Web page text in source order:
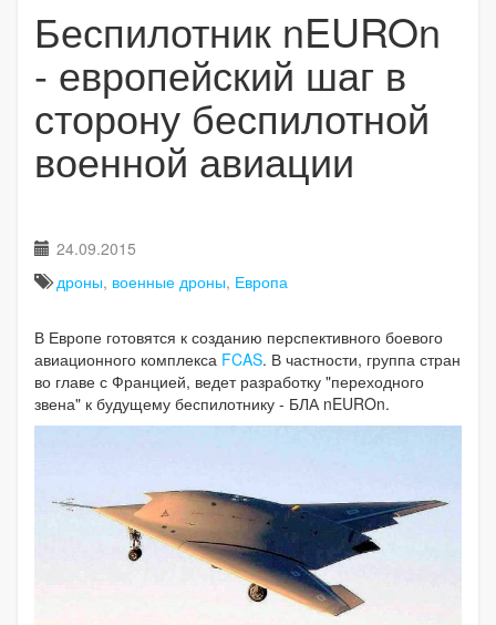
Беспилотник nEUROn
- европейский шаг в
сторону беспилотной
военной авиации
24.09.2015
дроны, военные дроны, Европа
В Европе готовятся к созданию перспективного боевого
авиационного комплекса FCAS. В частности, группа стран
во главе с Францией, ведет разработку "переходного
звена" к будущему беспилотнику - БЛА nEUROn.